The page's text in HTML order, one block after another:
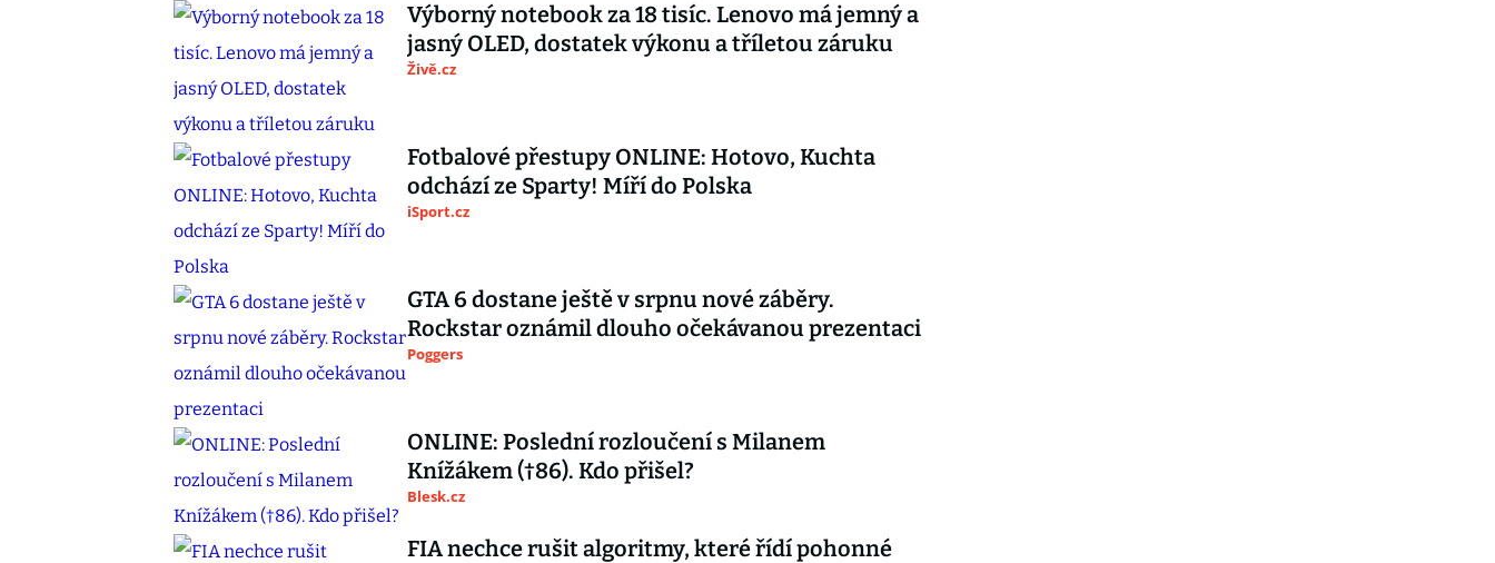
Výborný notebook za 18 tisíc. Lenovo má jemný a
jasný OLED, dostatek výkonu a tříletou záruku
Živě.cz
Fotbalové přestupy ONLINE: Hotovo, Kuchta
odchází ze Sparty! Míří do Polska
iSport.cz
GTA 6 dostane ještě v srpnu nové záběry.
Rockstar oznámil dlouho očekávanou prezentaci
Poggers
ONLINE: Poslední rozloučení s Milanem
Knížákem (†86). Kdo přišel?
Blesk.cz
FIA nechce rušit algoritmy, které řídí pohonné